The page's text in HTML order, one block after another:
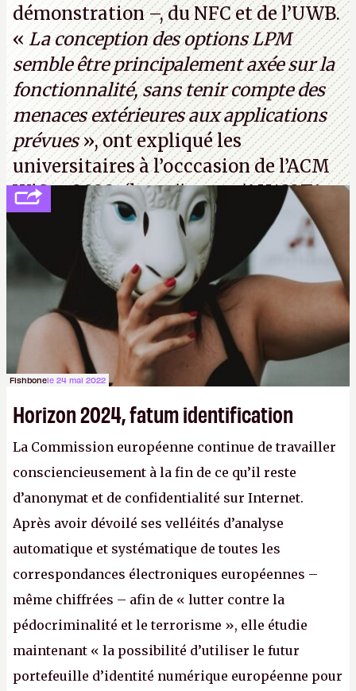
démonstration –, du NFC et de l’UWB.
« La conception des options LPM
semble être principalement axée sur la
fonctionnalité, sans tenir compte des
menaces extérieures aux applications
prévues», ont expliqué les
universitaires à l’occcasion de l’ACM
WiSec 2022. (http://cpc.cx/AH432T1
(PDF) - Crédit photo : Pexels - Tyler
Lastovich)
Fishbonele 24 mai 2022
Horizon 2024, fatum identification
La Commission européenne continue de travailler
consciencieusement à la fin de ce qu’il reste
d’anonymat et de confidentialité sur Internet.
Après avoir dévoilé ses velléités d’analyse
automatique et systématique de toutes les
correspondances électroniques européennes –
même chiffrées – afin de « lutter contre la
pédocriminalité et le terrorisme », elle étudie
maintenant « la possibilité d’utiliser le futur
portefeuille d’identité numérique européenne pour